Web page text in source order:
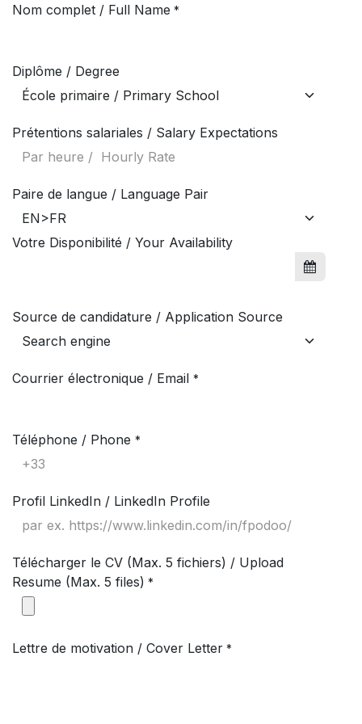
Se rendre au contenu
Nom complet / Full Name *
Diplôme / Degree
Prétentions salariales / Salary Expectations
Paire de langue / Language Pair
Votre Disponibilité / Your Availability
Source de candidature / Application Source
Courrier électronique / Email *
Téléphone / Phone *
Profil LinkedIn / LinkedIn Profile
Télécharger le CV (Max. 5 fichiers) / Upload
Resume (Max. 5 files) *
Lettre de motivation / Cover Letter *